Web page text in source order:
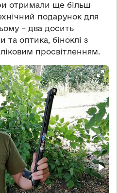
отримали ще більш
подарунок для
– два досить
та оптика, біноклі з
просвітленням.